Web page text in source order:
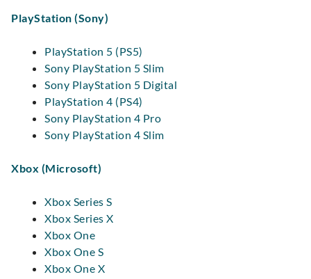
PlayStation (Sony)
PlayStation 5 (PS5)
Sony PlayStation 5 Slim
Sony PlayStation 5 Digital
PlayStation 4 (PS4)
Sony PlayStation 4 Pro
Sony PlayStation 4 Slim
Xbox (Microsoft)
Xbox Series S
Xbox Series X
Xbox One
Xbox One S
Xbox One X